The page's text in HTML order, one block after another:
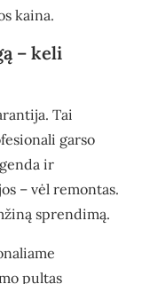
kaina.
– keli
Tai
garso
ir
– vėl remontas.
sprendimą.
pultas